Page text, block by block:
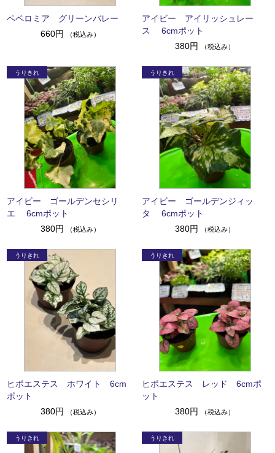
ペペロミア グリーンバレー
660円
（税込み）
アイビー アイリッシュレー
ス 6cmポット
380円
（税込み）
アイビー ゴールデンセシリ
エ 6cmポット
380円
（税込み）
アイビー ゴールデンジィッ
タ 6cmポット
380円
（税込み）
ヒポエステス ホワイト 6cm
ポット
380円
（税込み）
ヒポエステス レッド 6cmポ
ット
380円
（税込み）